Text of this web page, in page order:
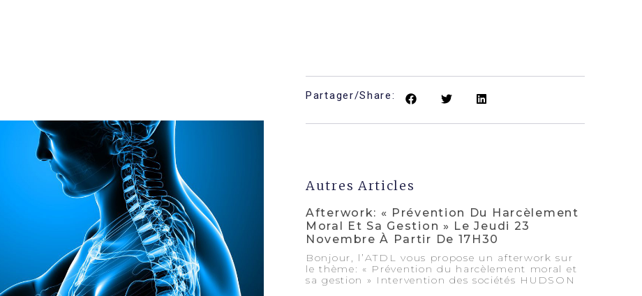
Partager/Share:
Autres Articles
Afterwork: « Prévention Du Harcèlement
Moral Et Sa Gestion » Le Jeudi 23
Novembre À Partir De 17H30
Bonjour, l’ATDL vous propose un afterwork sur
le thème: « Prévention du harcèlement moral et
sa gestion » Intervention des sociétés HUDSON